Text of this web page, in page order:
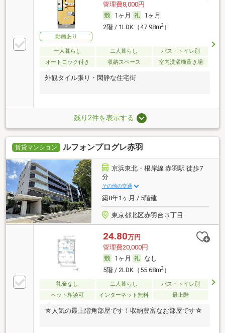
動画あり
管理費8,000円
1ヶ月
1ヶ月
2階 / 1LDK（47.98m2）
一人暮らし 二人暮らし
バス・トイレ別
オートロック付き
収納スペース 室内洗濯機置き場
外観タイル張り・閑静な住宅街
残り2件を表示する
賃貸マンション ルフォンプログレ赤羽
京浜東北・根岸線 赤羽駅 徒歩7
分
その他の交通
築8年1ヶ月 / 5階建
東京都北区赤羽台３丁目
24.80万円
管理費20,000円
1ヶ月
なし
5階 / 2LDK（55.68m2）
礼金なし 二人暮らし
バス・トイレ別
ペット相談可
インターネット無料 最上階
☆人気の最上階角部屋です！収納豊富なお部屋です☆